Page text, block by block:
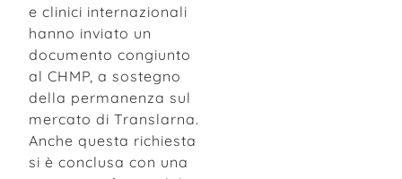
e clinici internazionali
hanno inviato un
documento congiunto
al CHMP, a sostegno
della permanenza sul
mercato di Translarna.
Anche questa richiesta
si è conclusa con una